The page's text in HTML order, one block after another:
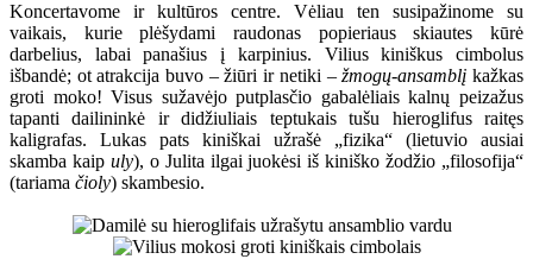
Koncertavome ir kultūros centre. Vėliau ten susipažinome su
vaikais, kurie plėšydami raudonas popieriaus skiautes kūrė
darbelius, labai panašius į karpinius. Vilius kiniškus cimbolus
išbandė; ot atrakcija buvo – žiūri ir netiki –žmogų-ansamblįkažkas
groti moko! Visus sužavėjo putplasčio gabalėliais kalnų peizažus
tapanti dailininkė ir didžiuliais teptukais tušu hieroglifus raitęs
kaligrafas. Lukas pats kiniškai užrašė „fizika“ (lietuvio ausiai
skamba kaip uly), o Julita ilgai juokėsi iš kiniško žodžio „filosofija“
(tariama čioly) skambesio.